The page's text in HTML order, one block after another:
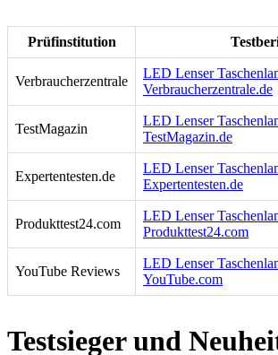
Prüfinstitution
Verbraucherzentrale
LED Lenser
Verbraucherzentrale.de
TestMagazin
LED Lenser
TestMagazin.de
Expertentesten.de
LED Lenser
Expertentesten.de
Produkttest24.com
LED Lenser
Produkttest24.com
YouTube Reviews
LED Lenser
YouTube.com
Testsieger und